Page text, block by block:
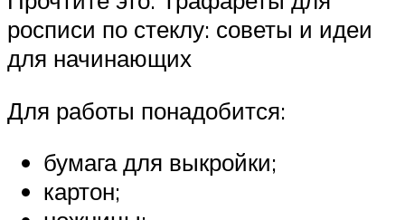
росписи по стеклу: советы и идеи
для начинающих
Для работы понадобится:
бумага для выкройки;
картон;